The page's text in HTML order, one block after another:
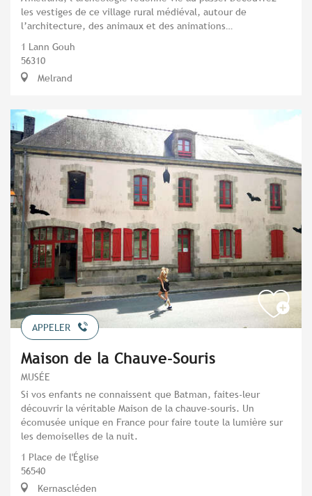
les vestiges de ce village rural médiéval, autour de
l’architecture, des animaux et des animations…
1 Lann Gouh
56310
Melrand
APPELER
Maison de la Chauve-Souris
MUSÉE
Si vos enfants ne connaissent que Batman, faites-leur
découvrir la véritable Maison de la chauve-souris. Un
écomusée unique en France pour faire toute la lumière sur
les demoiselles de la nuit.
1 Place de l'Église
56540
Kernascléden